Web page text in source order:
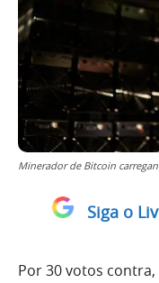
Minerador de Bitcoin
Siga o
Por 30 votos